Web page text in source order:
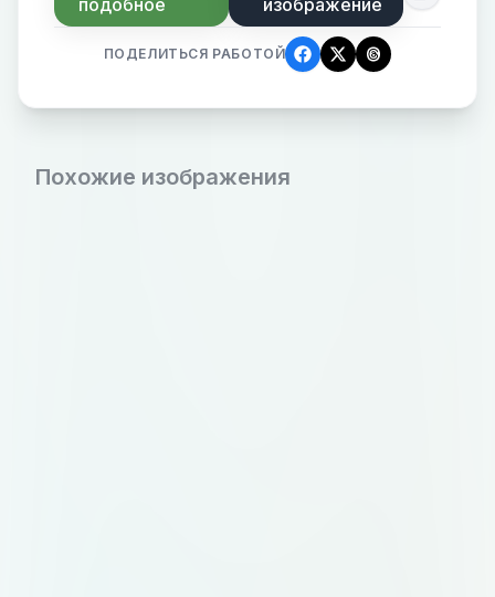
подобное
изображение
ПОДЕЛИТЬСЯ РАБОТОЙ
Похожие изображения